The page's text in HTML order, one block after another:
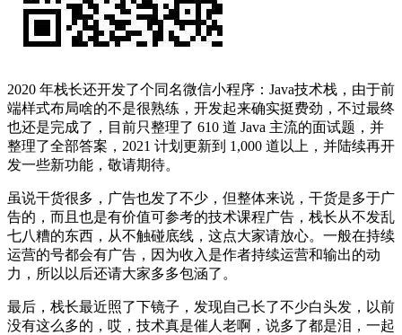
2020 年栈长还开发了个同名微信小程序：Java技术栈，由于前
端样式布局啥的不是很熟练，开发起来确实挺费劲，不过最终
也还是完成了，目前只整理了 610 道 Java 主流的面试题，并
整理了全部答案，2021 计划更新到 1,000 道以上，并陆续再开
发一些新功能，敬请期待。
虽说干货很多，广告也发了不少，但整体来说，干货是多于广
告的，而且也是有价值可参考的技术课程广告，栈长从不发乱
七八糟的东西，从不触碰底线，这点大家请放心。一般在持续
运营的号都会有广告，因为收入是作者持续运营和输出的动
力，所以以后还请大家多多包涵了。
最后，栈长最近照了下镜子，发现自己长了不少白头发，以前
没有这么多的，哎，技术真是催人老啊，说多了都是泪，一起